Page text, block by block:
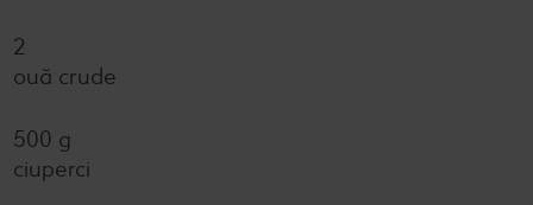
2
ouă crude
500 g
ciuperci